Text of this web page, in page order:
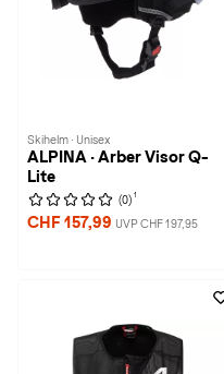
Skihelm · Unisex
ALPINA · Arber Visor Q-
Lite
(0) 1
CHF 157,99 UVP CHF 197,95